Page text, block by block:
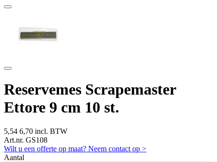
Reservemes Scrapemaster
Ettore 9 cm 10 st.
5,54 6,70 incl. BTW
Art.nr. GS108
Wilt u een offerte op maat? Neem contact op >
Aantal